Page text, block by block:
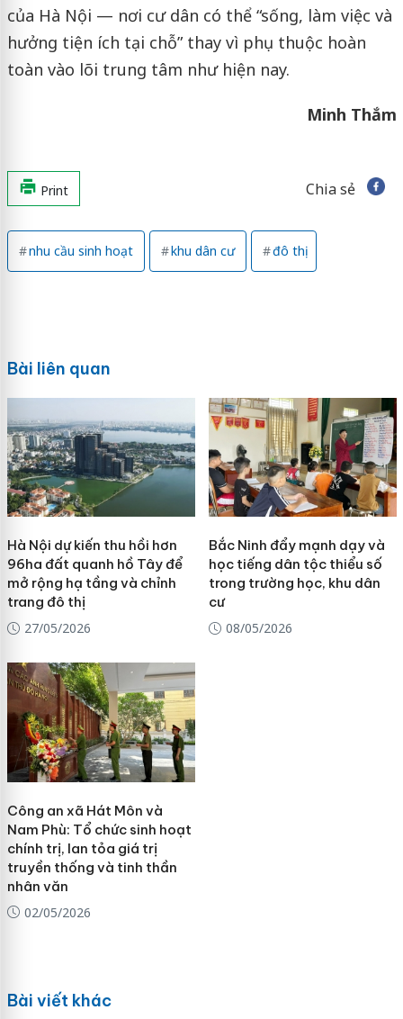
của Hà Nội — nơi cư dân có thể “sống, làm việc và
hưởng tiện ích tại chỗ” thay vì phụ thuộc hoàn
toàn vào lõi trung tâm như hiện nay.
Minh Thắm
Print Chia sẻ
nhu cầu sinh hoạt khu dân cư đô thị
Bài liên quan
Hà Nội dự kiến thu hồi hơn
96ha đất quanh hồ Tây để
mở rộng hạ tầng và chỉnh
trang đô thị
27/05/2026
Bắc Ninh đẩy mạnh dạy và
học tiếng dân tộc thiểu số
trong trường học, khu dân
cư
08/05/2026
Công an xã Hát Môn và
Nam Phù: Tổ chức sinh hoạt
chính trị, lan tỏa giá trị
truyền thống và tinh thần
nhân văn
02/05/2026
Bài viết khác